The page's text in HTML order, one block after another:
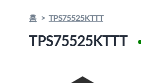
홈 TPS75525KTTT
TPS75525KTTT